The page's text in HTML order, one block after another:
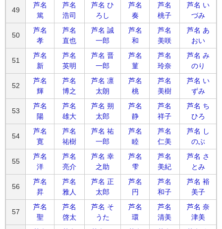
49
芦名
篤
芦名
浩司
芦名 ひ
ろし
芦名
奏
芦名
桃子
芦名 い
づみ
50
芦名
孝
芦名
直也
芦名 誠
一郎
芦名
和
芦名
美咲
芦名 あ
おい
51
芦名
新
芦名
英明
芦名 晋
一郎
芦名
菫
芦名
玲奈
芦名 み
のり
52
芦名
輝
芦名
博之
芦名 凛
太朗
芦名
桃
芦名
美樹
芦名 い
ずみ
53
芦名
陽
芦名
雄大
芦名 朔
太郎
芦名
静
芦名
祥子
芦名 ち
ひろ
54
芦名
寛
芦名
祐樹
芦名 祐
一郎
芦名
睦
芦名
仁美
芦名 し
のぶ
55
芦名
洋
芦名
亮介
芦名 幸
之助
芦名
雫
芦名
美紀
芦名 さ
とみ
56
芦名
昇
芦名
雅人
芦名 正
太郎
芦名
円
芦名
和子
芦名 裕
美子
57
芦名
聖
芦名
啓太
芦名 そ
うた
芦名
環
芦名
清美
芦名 奈
津美